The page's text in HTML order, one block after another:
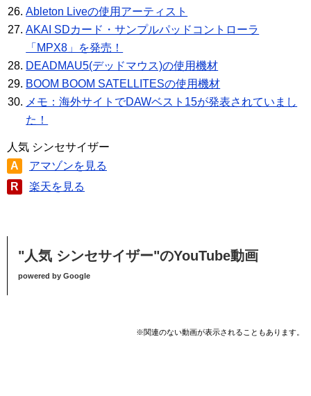
Ableton Liveの使用アーティスト
AKAI SDカード・サンプルパッドコントローラ
「MPX8」を発売！
DEADMAU5(デッドマウス)の使用機材
BOOM BOOM SATELLITESの使用機材
メモ：海外サイトでDAWベスト15が発表されていまし
た！
人気 シンセサイザー
A
アマゾンを見る
R
楽天を見る
"人気 シンセサイザー"のYouTube動画
powered by Google
※関連のない動画が表示されることもあります。